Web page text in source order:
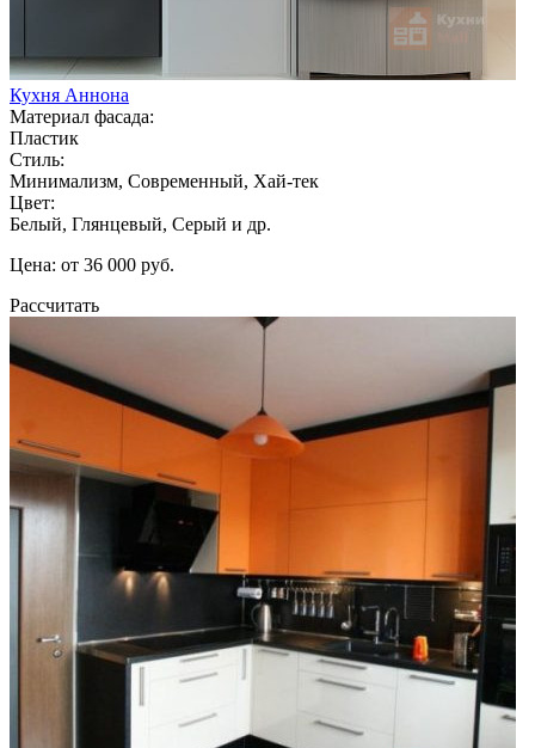
Кухня Аннона
Материал фасада:
Пластик
Стиль:
Минимализм, Современный, Хай-тек
Цвет:
Белый, Глянцевый, Серый и др.
Цена: от 36 000 руб.
Рассчитать